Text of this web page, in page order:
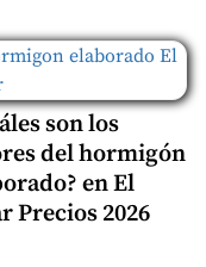
son los
del hormigón
en El
Precios 2026